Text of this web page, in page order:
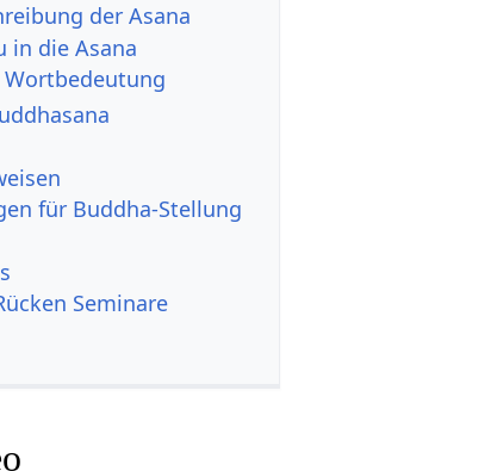
der Asana
in die Asana
Wortbedeutung
für Buddha-Stellung
Seminare